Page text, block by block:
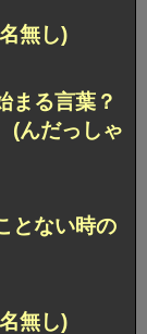
無し)
る言葉？
(んだっしゃ
とない時の
無し)